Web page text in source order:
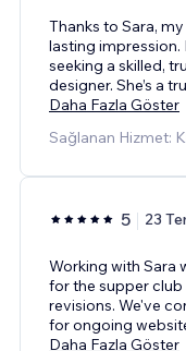
Thanks to Sara,
lasting
seeking a skilled,
designer. She’s a
Daha Fazla Göster
Sağlanan Hizmet:
5 23
Working with Sara
for the supper
revisions. We've
for ongoing
Daha Fazla Göster